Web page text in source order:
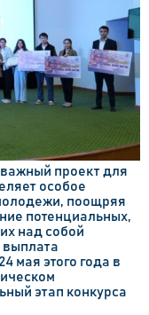
проект для
особое
поощряя
потенциальных,
над собой
мая этого года в
этап конкурса